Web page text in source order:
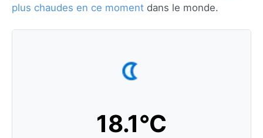
plus chaudes en ce moment dans le monde.
18.1°C